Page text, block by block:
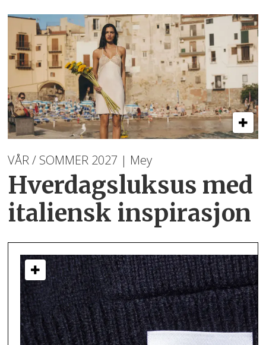
VÅR / SOMMER 2027 | Mey
Hverdagsluksus med
italiensk inspirasjon